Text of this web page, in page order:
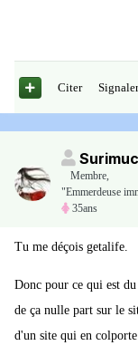
Citer Signaler
Membre,
"Emmerdeuse
35ans
Tu me déçois getalife.
Donc pour ce qui est
de ça nulle part sur le
d'un site qui en